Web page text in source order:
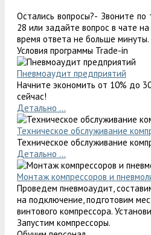
Остались вопросы?- Звоните
28 или задайте вопрос в чате
время ответа не больше минуты.
Условия программы Trade-in
Пневмоаудит предприятий
Начните экономить от 10% до
сейчас!
Детально ...
Техническое обслуживание
Техническое обслуживание
Детально ...
Монтаж компрессоров и
Проведем пневмоаудит,
на подключение, подготовим
винтового компрессора.
Запустим компрессоры.